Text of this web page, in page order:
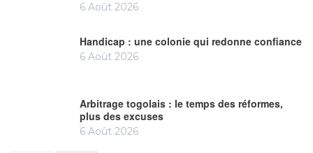
6 Août 2026
Handicap : une colonie qui redonne confiance
6 Août 2026
Arbitrage togolais : le temps des réformes,
plus des excuses
6 Août 2026